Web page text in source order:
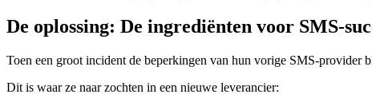
De oplossing: De ingrediënten voor SMS-
Toen een groot incident de beperkingen van hun vorige SMS-provider
Dit is waar ze naar zochten in een nieuwe leverancier: